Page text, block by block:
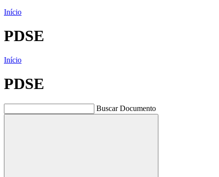
Início
PDSE
Início
PDSE
Buscar Documento